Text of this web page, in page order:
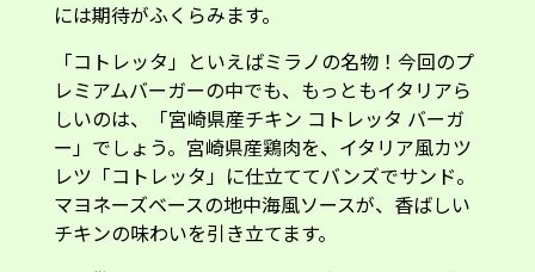
「コトレッタ」といえばミラノの名物！今回のプ
レミアムバーガーの中でも、もっともイタリアら
しいのは、「宮崎県産チキン コトレッタ バーガ
ー」でしょう。宮崎県産鶏肉を、イタリア風カツ
レツ「コトレッタ」に仕立ててバンズでサンド。
マヨネーズベースの地中海風ソースが、香ばしい
チキンの味わいを引き立てます。
まず驚かされたのは、思った以上にカリッと香ば